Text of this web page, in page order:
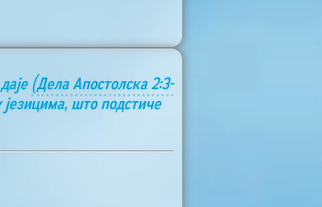
(Дела Апостолска 2:3-
што подстиче